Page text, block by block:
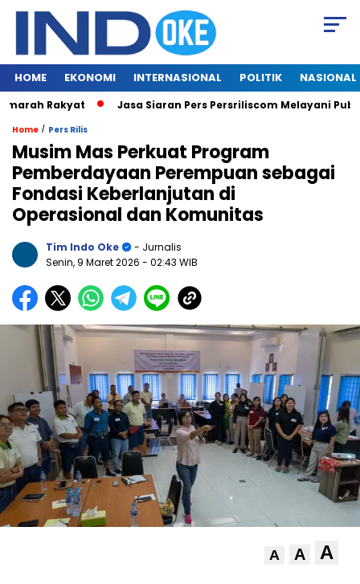
HOME EKONOMI INTERNASIONAL POLITIK NASIONAL
Rakyat Jasa Siaran Pers Persriliscom Melayani Publikasi
Home / Pers Rilis
Musim Mas Perkuat Program
Pemberdayaan Perempuan sebagai
Fondasi Keberlanjutan di
Operasional dan Komunitas
Tim Indo Oke
- Jurnalis
Senin, 9 Maret 2026 - 02:43 WIB
A A A